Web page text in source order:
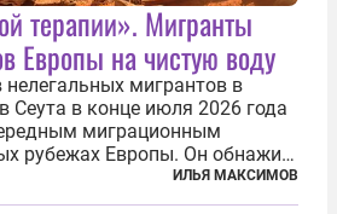
терапии». Мигранты
Европы на чистую воду
мигрантов в
Сеута в конце июля 2026 года
миграционным
рубежах Европы. Он обнажил
внутри Евросоюза,
что десятилетиями
ИЛЬЯ МАКСИМОВ